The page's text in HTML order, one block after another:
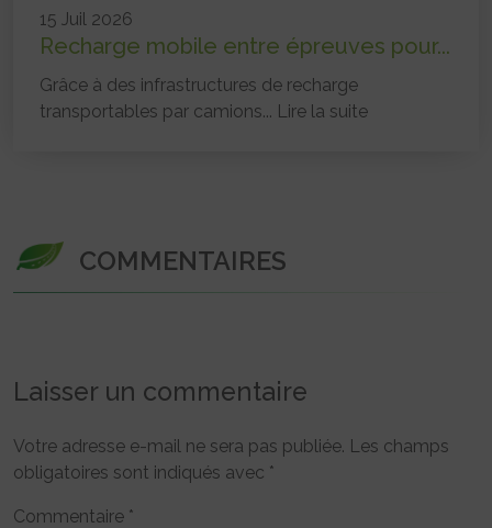
15 Juil 2026
Recharge mobile entre épreuves pour...
Grâce à des infrastructures de recharge
transportables par camions... Lire la suite
COMMENTAIRES
Laisser un commentaire
Votre adresse e-mail ne sera pas publiée. Les champs
obligatoires sont indiqués avec *
Commentaire *